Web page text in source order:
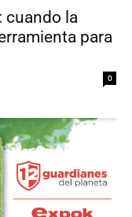
cuando la
para
0